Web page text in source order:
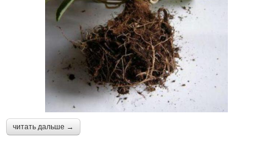
читать дальше →